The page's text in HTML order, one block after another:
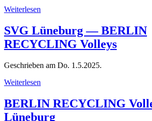
Weiterlesen
SVG Lüneburg — BERLIN
RECYCLING Volleys
Geschrieben am Do. 1.5.2025.
Weiterlesen
BERLIN RECYCLING
Lüneburg